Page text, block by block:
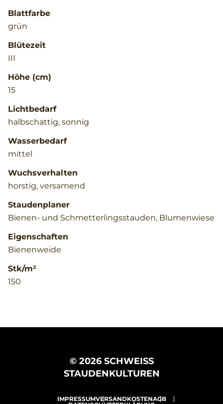
Blattfarbe
grün
Blütezeit
III
Höhe (cm)
15
Lichtbedarf
halbschattig, sonnig
Wasserbedarf
mittel
Wuchsverhalten
horstig, versamend
Staudenplaner
Bienen- und Schmetterlingsstauden, Blumenwiese
Eigenschaften
Bienenweide
Stk/m²
150
© 2026 SCHWEISS
STAUDENKULTUREN
IMPRESSUMVERSANDKOSTENAGB